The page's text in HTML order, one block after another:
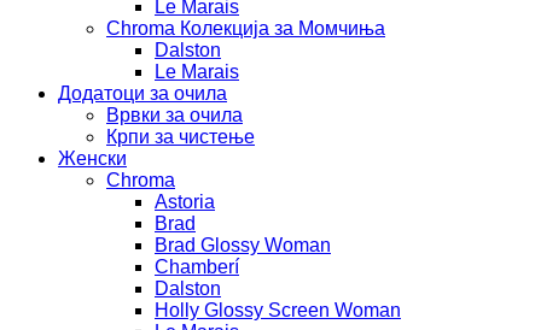
Le Marais
Chroma Колекција за Момчиња
Dalston
Le Marais
Додатоци за очила
Врвки за очила
Крпи за чистење
Женски
Chroma
Astoria
Brad
Brad Glossy Woman
Chamberí
Dalston
Holly Glossy Screen Woman